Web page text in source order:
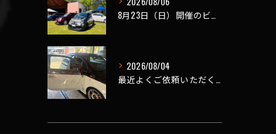
8月23日（日）開催のビーナスラインを走ろうの会 夏の陣
2026/08/04
最近よくご依頼いただく、弊社おすすめメニュー！